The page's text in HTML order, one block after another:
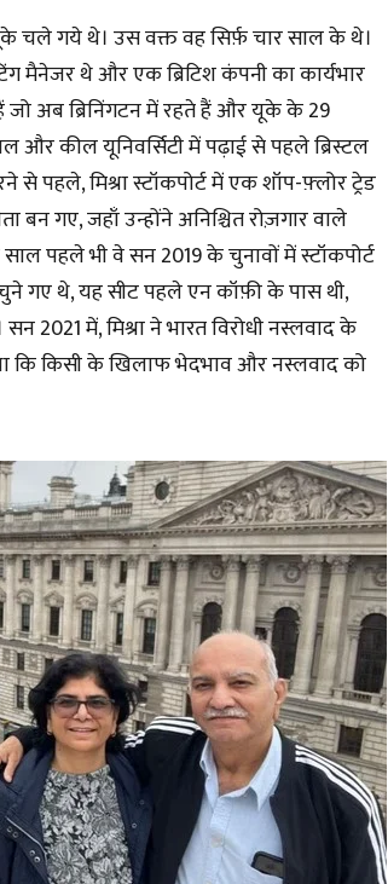
चले गये थे। उस वक्त वह सिर्फ़ चार साल के थे।
मैनेजर थे और एक ब्रिटिश कंपनी का कार्यभार
अब ब्रिनिंगटन में रहते हैं और यूके के 29
और कील यूनिवर्सिटी में पढ़ाई से पहले ब्रिस्टल
से पहले, मिश्रा स्टॉकपोर्ट में एक शॉप-फ़्लोर ट्रेड
गए, जहाँ उन्होंने अनिश्चित रोज़गार वाले
पहले भी वे सन 2019 के चुनावों में स्टॉकपोर्ट
गए थे, यह सीट पहले एन कॉफ़ी के पास थी,
2021 में, मिश्रा ने भारत विरोधी नस्लवाद के
कि किसी के खिलाफ भेदभाव और नस्लवाद को